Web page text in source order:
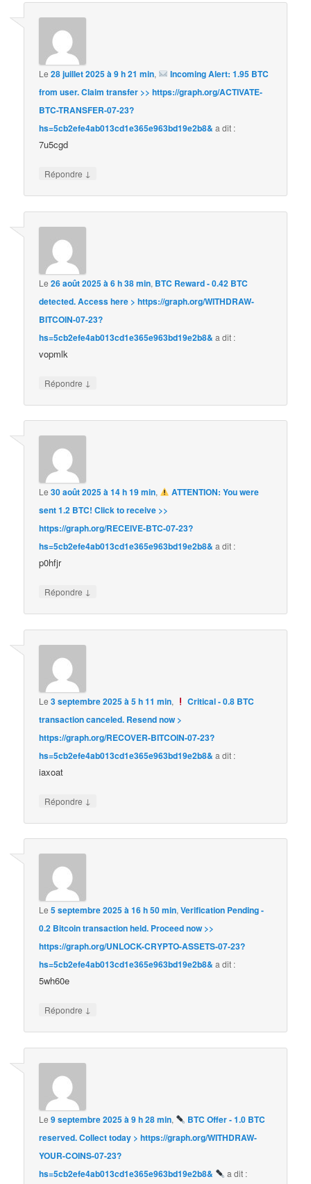
Le28 juillet 2025 à 9 h 21 min,
Incoming Alert: 1.95 BTC
from user. Claim transfer >> https://graph.org/ACTIVATE-
BTC-TRANSFER-07-23?
hs=5cb2efe4ab013cd1e365e963bd19e2b8& a dit :
7u5cgd
Répondre ↓
Le26 août 2025 à 6 h 38 min, BTC Reward - 0.42 BTC
detected. Access here > https://graph.org/WITHDRAW-
BITCOIN-07-23?
hs=5cb2efe4ab013cd1e365e963bd19e2b8& a dit :
vopmlk
Répondre ↓
Le30 août 2025 à 14 h 19 min,
ATTENTION: You were
sent 1.2 BTC! Click to receive >>
https://graph.org/RECEIVE-BTC-07-23?
hs=5cb2efe4ab013cd1e365e963bd19e2b8& a dit :
p0hfjr
Répondre ↓
Le3 septembre 2025 à 5 h 11 min,
Critical - 0.8 BTC
transaction canceled. Resend now >
https://graph.org/RECOVER-BITCOIN-07-23?
hs=5cb2efe4ab013cd1e365e963bd19e2b8& a dit :
iaxoat
Répondre ↓
Le5 septembre 2025 à 16 h 50 min,Verification Pending -
0.2 Bitcoin transaction held. Proceed now >>
https://graph.org/UNLOCK-CRYPTO-ASSETS-07-23?
hs=5cb2efe4ab013cd1e365e963bd19e2b8& a dit :
5wh60e
Répondre ↓
Le9 septembre 2025 à 9 h 28 min,
BTC Offer - 1.0 BTC
reserved. Collect today > https://graph.org/WITHDRAW-
YOUR-COINS-07-23?
hs=5cb2efe4ab013cd1e365e963bd19e2b8&
a dit :